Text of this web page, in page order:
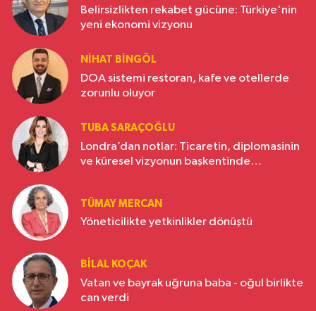
Belirsizlikten rekabet gücüne: Türkiye'nin
yeni ekonomi vizyonu
NIHAT BINGÖL
DOA sistemi restoran, kafe ve otellerde
zorunlu oluyor
TUBA SARAÇOĞLU
Londra’dan notlar: Ticaretin, diplomasinin
ve küresel vizyonun başkentinde
TÜMAY MERCAN
Yöneticilikte yetkinlikler dönüştü
BILAL KOÇAK
Vatan ve bayrak uğruna baba - oğul birlikte
can verdi